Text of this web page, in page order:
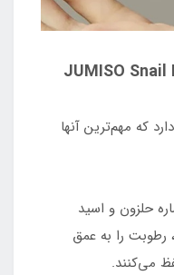
که مهم‌ترین آنها
حلزون و اسید
رطوبت را به عمق
می‌کنند.